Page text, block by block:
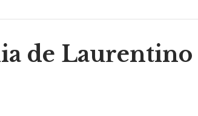
de Laurentino